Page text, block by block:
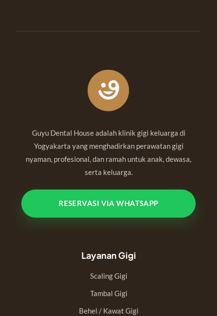
Guyu Dental House adalah klinik gigi keluarga di
Yogyakarta yang menghadirkan perawatan gigi
nyaman, profesional, dan ramah untuk anak, dewasa,
serta keluarga.
RESERVASI VIA WHATSAPP
Layanan Gigi
Scaling Gigi
Tambal Gigi
Behel / Kawat Gigi